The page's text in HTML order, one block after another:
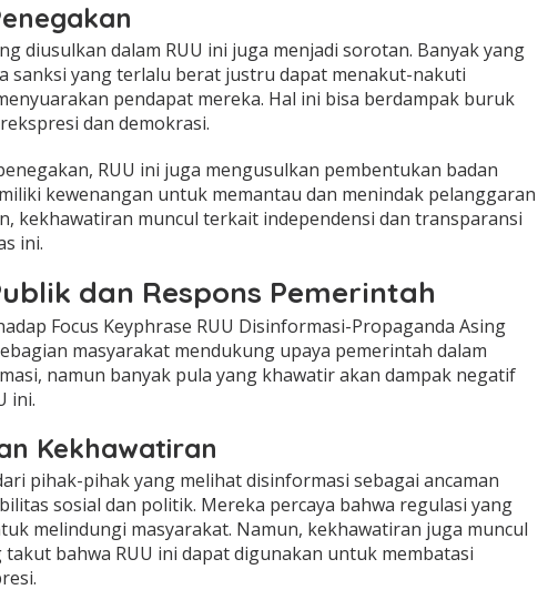
diusulkan dalam RUU ini juga menjadi sorotan. Banyak yang
sanksi yang terlalu berat justru dapat menakut-nakuti
pendapat mereka. Hal ini bisa berdampak buruk
dan demokrasi.
RUU ini juga mengusulkan pembentukan badan
kewenangan untuk memantau dan menindak pelanggaran
kekhawatiran muncul terkait independensi dan transparansi
ini.
dan Respons Pemerintah
Focus Keyphrase RUU Disinformasi-Propaganda Asing
masyarakat mendukung upaya pemerintah dalam
namun banyak pula yang khawatir akan dampak negatif
ini.
Kekhawatiran
pihak-pihak yang melihat disinformasi sebagai ancaman
sosial dan politik. Mereka percaya bahwa regulasi yang
melindungi masyarakat. Namun, kekhawatiran juga muncul
bahwa RUU ini dapat digunakan untuk membatasi